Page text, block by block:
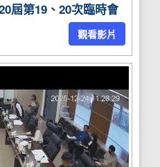
屆第19、20次臨時會
觀看影片